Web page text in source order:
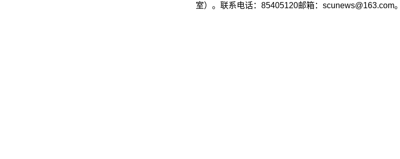
室）。联系电话：85405120邮箱：scunews@163.com。